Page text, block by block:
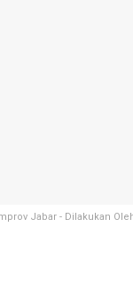
Jabar - Dilakukan